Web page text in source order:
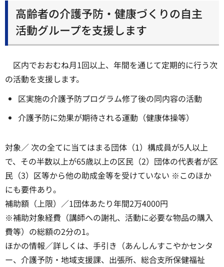
高齢者の介護予防・健康づくりの自主
活動グループを支援します
区内でおおむね月1回以上、年間を通じて定期的に行う次
の活動を支援します。
区実施の介護予防プログラム修了後の同内容の活動
介護予防に効果が期待される運動（健康体操等）
対象／ 次の全てに当てはまる団体（1）構成員が5人以上
で、その半数以上が65歳以上の区民（2）団体の代表者が区
民（3）区等から他の助成金等を受けていない ※このほか
にも要件あり。
補助額（上限）／1団体あたり年間2万4000円
※補助対象経費（講師への謝礼、活動に必要な物品の購入
費等）の総額の2分の1。
ほかの情報／詳しくは、手引き（あんしんすこやかセンタ
ー、介護予防・地域支援課、出張所、総合支所保健福祉